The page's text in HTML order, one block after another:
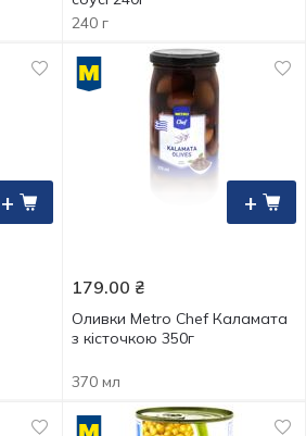
240 г
+ +
179.00 ₴
Оливки Metro Chef Каламата
з кісточкою 350г
370 мл